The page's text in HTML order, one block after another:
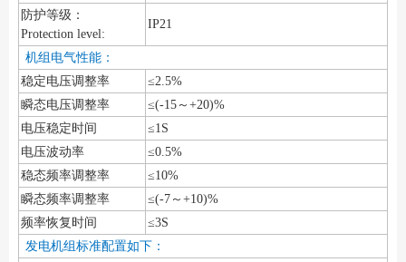
防护等级：
Protection level:
IP21
机组电气性能：
稳定电压调整率
≤2.5%
瞬态电压调整率
≤(-15～+20)%
电压稳定时间
≤1S
电压波动率
≤0.5%
稳态频率调整率
≤10%
瞬态频率调整率
≤(-7～+10)%
频率恢复时间
≤3S
发电机组标准配置如下：